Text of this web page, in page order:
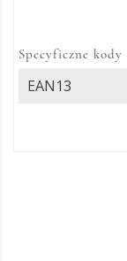
Specyficzne kody
EAN13